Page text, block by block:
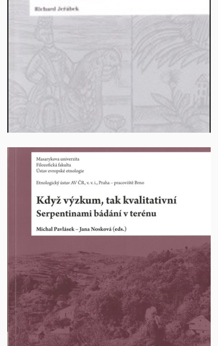
Když výzkum, tak kvalitativní. Serpentinami bádání
v terénu
Autoři: Michal Pavlásek - Jana Nosková (eds.). Brno
2013. 152 stran. ISBN: 978-80-210-6480-5
Vyprodáno